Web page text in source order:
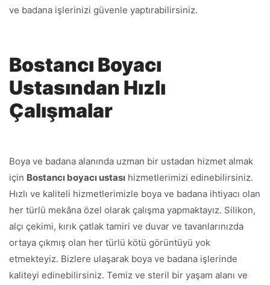
ve badana işlerinizi güvenle yaptırabilirsiniz.
Bostancı Boyacı
Ustasından Hızlı
Çalışmalar
Boya ve badana alanında uzman bir ustadan hizmet almak
için Bostancı boyacı ustası hizmetlerimizi edinebilirsiniz.
Hızlı ve kaliteli hizmetlerimizle boya ve badana ihtiyacı olan
her türlü mekâna özel olarak çalışma yapmaktayız. Silikon,
alçı çekimi, kırık çatlak tamiri ve duvar ve tavanlarınızda
ortaya çıkmış olan her türlü kötü görüntüyü yok
etmekteyiz. Bizlere ulaşarak boya ve badana işlerinde
kaliteyi edinebilirsiniz. Temiz ve steril bir yaşam alanı ve